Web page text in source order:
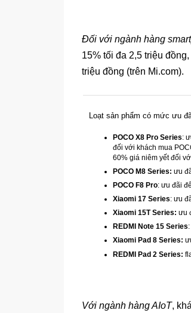
Đối với ngành hàng
15% tối đa 2,5 triệu
triệu đồng (trên Mi.com).
Loạt sản phẩm có mức ưu
POCO X8 Pro Series:
đối với khách mua
60% giá niêm yết đối
POCO M8 Series:ưu
POCO F8 Pro: ưu đãi
Xiaomi 17 Series: ưu
Xiaomi 15T Series: ưu
REDMI Note 15 Series
Xiaomi Pad 8 Series:
REDMI Pad 2 Series:
Với ngành hàng AIoT,